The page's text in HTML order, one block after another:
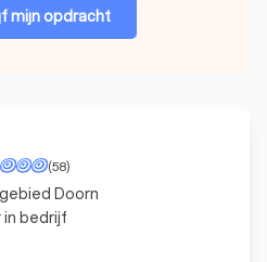
mijn opdracht
(58)
Doorn
in bedrijf